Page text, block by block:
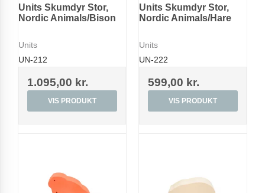
Units Skumdyr Stor,
Nordic Animals/Bison
Units
UN-212
1.095,00 kr.
VIS PRODUKT
Units Skumdyr Stor,
Nordic Animals/Hare
Units
UN-222
599,00 kr.
VIS PRODUKT